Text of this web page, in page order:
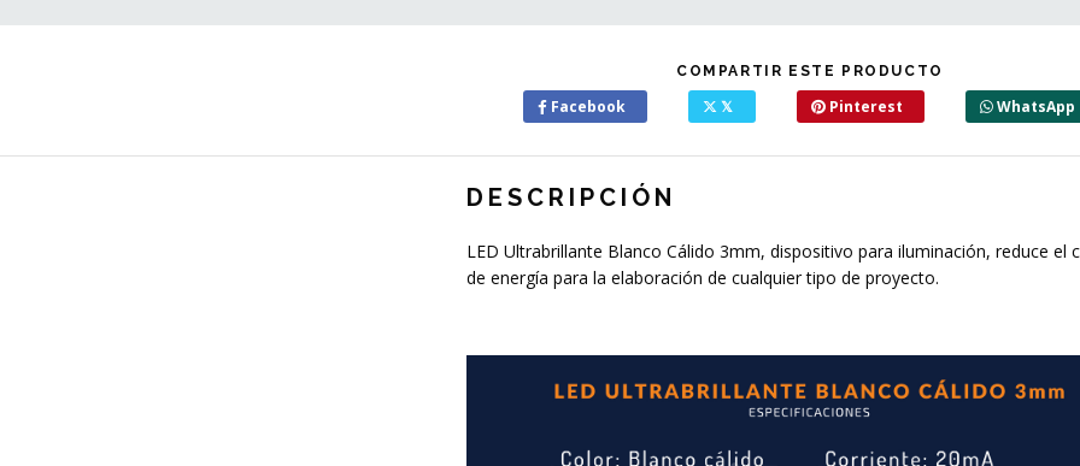
COMPARTIR ESTE PRODUCTO
Facebook 𝕏 Pinterest WhatsApp
DESCRIPCIÓN
LED Ultrabrillante Blanco Cálido 3mm, dispositivo para iluminación, reduce el
de energía para la elaboración de cualquier tipo de proyecto.